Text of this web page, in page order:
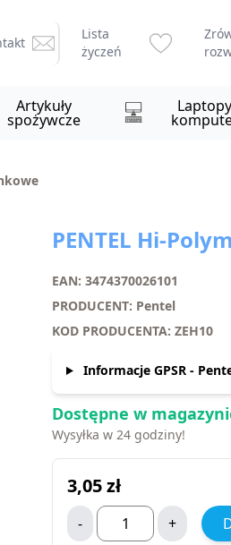
Lista
życzeń
Artykuły
spożywcze
PENTEL Hi-
EAN: 3474370026101
PRODUCENT: Pentel
KOD PRODUCENTA: ZEH10
Informacje GPSR -
Dostępne w
Wysyłka w 24 godziny!
3,05zł
- +